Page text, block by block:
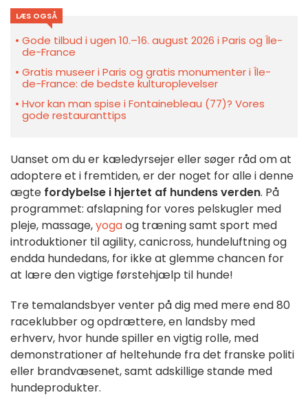
LÆS OGSÅ
Gode tilbud i ugen 10.–16. august 2026 i Paris og Île-
de-France
Gratis museer i Paris og gratis monumenter i Île-
de-France: de bedste kulturoplevelser
Hvor kan man spise i Fontainebleau (77)? Vores
gode restauranttips
Uanset om du er kæledyrsejer eller søger råd om at
adoptere et i fremtiden, er der noget for alle i denne
ægte fordybelse i hjertet af hundens verden. På
programmet: afslapning for vores pelskugler med
pleje, massage,yogaog træning samt sport med
introduktioner til agility, canicross, hundeluftning og
endda hundedans, for ikke at glemme chancen for
at lære den vigtige førstehjælp til hunde!
Tre temalandsbyer venter på dig med mere end 80
raceklubber og opdrættere, en landsby med
erhverv, hvor hunde spiller en vigtig rolle, med
demonstrationer af heltehunde fra det franske politi
eller brandvæsenet, samt adskillige stande med
hundeprodukter.